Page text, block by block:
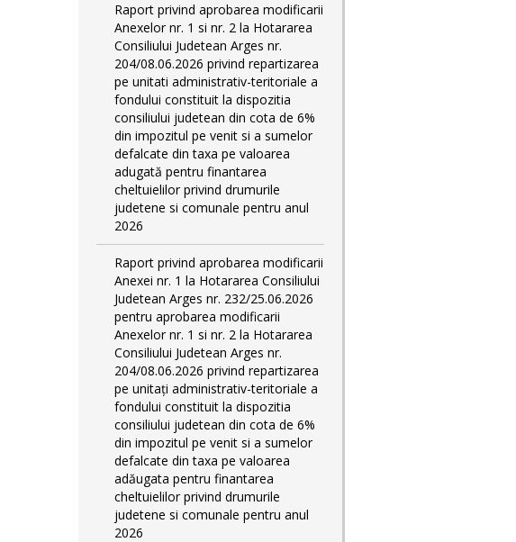
Raport privind aprobarea modificarii
Anexelor nr. 1 si nr. 2 la Hotararea
Consiliului Judetean Arges nr.
204/08.06.2026 privind repartizarea
pe unitati administrativ-teritoriale a
fondului constituit la dispozitia
consiliului judetean din cota de 6%
din impozitul pe venit si a sumelor
defalcate din taxa pe valoarea
adugată pentru finantarea
cheltuielilor privind drumurile
judetene si comunale pentru anul
2026
Raport privind aprobarea modificarii
Anexei nr. 1 la Hotararea Consiliului
Judetean Arges nr. 232/25.06.2026
pentru aprobarea modificarii
Anexelor nr. 1 si nr. 2 la Hotararea
Consiliului Judetean Arges nr.
204/08.06.2026 privind repartizarea
pe unitați administrativ-teritoriale a
fondului constituit la dispozitia
consiliului judetean din cota de 6%
din impozitul pe venit si a sumelor
defalcate din taxa pe valoarea
adăugata pentru finantarea
cheltuielilor privind drumurile
judetene si comunale pentru anul
2026